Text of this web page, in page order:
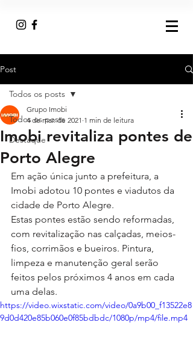
Post
Todos os posts
Destaque
Todos os posts
Imobi revitaliza pontes de
Porto Alegre
Grupo Imobi
4 de mar. de 2021 1 min de leitura
Em ação única junto a prefeitura, a
Imobi adotou 10 pontes e viadutos da
cidade de Porto Alegre.
Estas pontes estão sendo reformadas,
com revitalização nas calçadas, meios-
fios, corrimãos e bueiros. Pintura,
limpeza e manutenção geral serão
feitos pelos próximos 4 anos em cada
uma delas.
https://video.wixstatic.com/video/0a9b00_f13522e8
9d0d420e85b060e0f85bdbdc/1080p/mp4/file.mp4